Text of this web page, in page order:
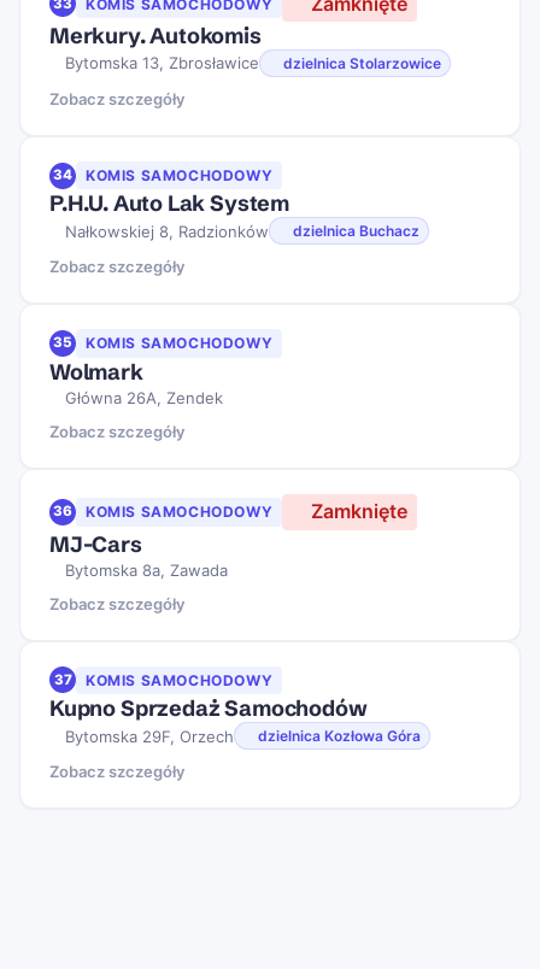
KOMIS SAMOCHODOWY
Merkury. Autokomis
Bytomska 13, Zbrosławice dzielnica Stolarzowice
Zobacz szczegóły
34 KOMIS SAMOCHODOWY
P.H.U. Auto Lak System
Nałkowskiej 8, Radzionków dzielnica Buchacz
Zobacz szczegóły
35 KOMIS SAMOCHODOWY
Wolmark
Główna 26A, Zendek
Zobacz szczegóły
36 KOMIS SAMOCHODOWY Zamknięte
MJ-Cars
Bytomska 8a, Zawada
Zobacz szczegóły
37 KOMIS SAMOCHODOWY
Kupno Sprzedaż Samochodów
Bytomska 29F, Orzech dzielnica Kozłowa Góra
Zobacz szczegóły